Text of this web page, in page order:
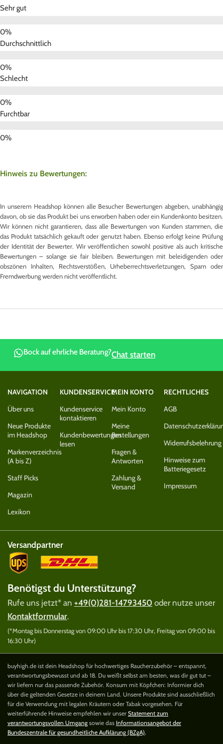
Sehr gut
Durchschnittlich
Schlecht
Furchtbar
Hinweis zu Bewertungen:
In unserem Headshop können alle Besucher Bewertungen abgeben, unabhängig
davon, ob sie das Produkt bei uns erworben haben oder ein Kundenkonto besitzen.
Wir können nicht garantieren, dass alle Bewertungen von Kunden stammen, die
das Produkt tatsächlich gekauft oder genutzt haben. Ebenso erfolgt keine Prüfung
der Identität der Bewerter. Wir veröffentlichen sowohl positive als auch kritische
Bewertungen – solange sie fair bleiben. Bewertungen mit beleidigenden oder
obszönen Inhalten, Rechtsverstößen, Urheberrechtsverletzungen, Spam oder
Fremdwerbung werden nicht veröffentlicht.
Bock auf ehrliche Beratung?Chat starten
NAVIGATION
Über uns
Neue Produkte
im Headshop
Markenverzeichnis
(A bis Z)
Staff Picks
Magazin
Lexikon
KUNDENSERVICE
Kundenservice
kontaktieren
Kundenbewertungen
lesen
MEIN KONTO
Mein Konto
Meine
Bestellungen
Fragen &
Antworten
Zahlung &
Versand
RECHTLICHES
AGB
Widerrufsbelehrung
Hinweise zum
Batteriegesetz
Impressum
Versandpartner
Benötigst du Unterstützung?
Rufe uns jetzt* an +49(0)281-14793450 oder nutze unser
Kontaktformular.
(*Montag bis Donnerstag von 09:00 Uhr bis 17:30 Uhr, Freitag von 09:00 bis
16:30 Uhr)
buyhigh.de ist dein Headshop für hochwertiges Raucherzubehör – entspannt,
verantwortungsbewusst und ab 18. Du weißt selbst am besten, was dir gut tut –
wir liefern nur das passende Zubehör. Konsum mit Köpfchen: Informier dich
über die geltenden Gesetze in deinem Land. Unsere Produkte sind ausschließlich
für die Verwendung mit legalen Kräutern oder Tabak vorgesehen. Für
weiterführende Hinweise empfehlen wir unser Statement zum
verantwortungsvollen Umgang sowie das Informationsangebot der
Bundeszentrale für gesundheitliche Aufklärung (BZgA).